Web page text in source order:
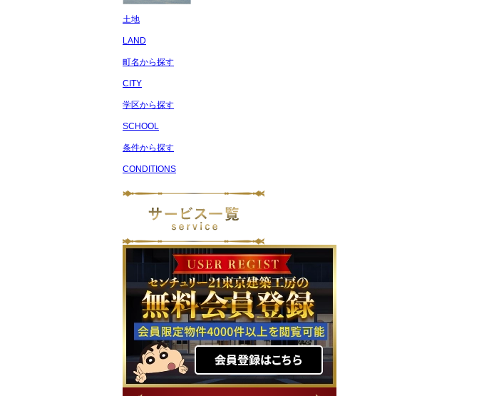
土地
LAND
町名から探す
CITY
学区から探す
SCHOOL
条件から探す
CONDITIONS